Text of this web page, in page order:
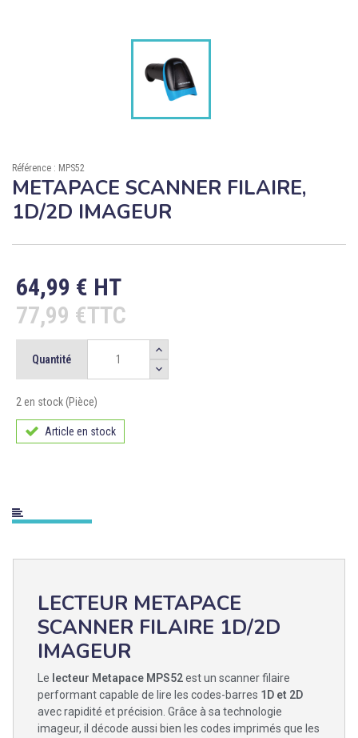
Support
Blog
Contact
Référence : MPS52
METAPACE SCANNER FILAIRE,
1D/2D IMAGEUR
64,99 € HT
77,99 €TTC
Quantité
2 en stock (Pièce)
Article en stock
LECTEUR METAPACE
SCANNER FILAIRE 1D/2D
IMAGEUR
Le lecteur Metapace MPS52est un scanner filaire
performant capable de lire les codes-barres 1D et 2D
avec rapidité et précision. Grâce à sa technologie
imageur, il décode aussi bien les codes imprimés que les